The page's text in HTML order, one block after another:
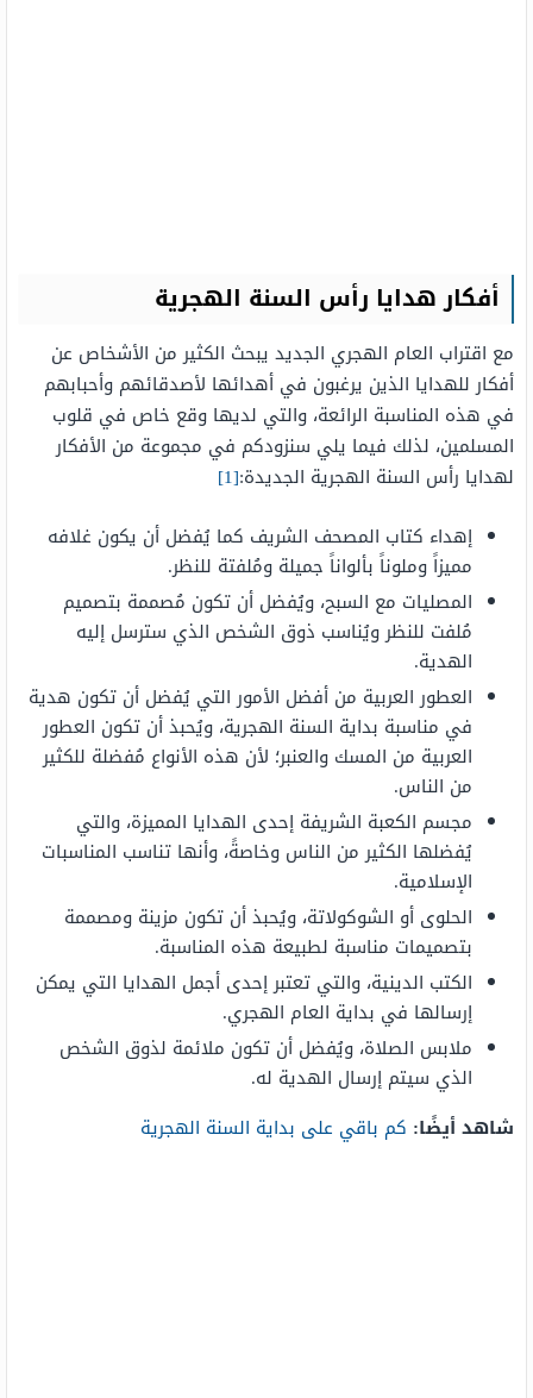
أفكار هدايا رأس السنة الهجرية
مع اقتراب العام الهجري الجديد يبحث الكثير من الأشخاص عن
أفكار للهدايا الذين يرغبون في أهدائها لأصدقائهم وأحبابهم
في هذه المناسبة الرائعة، والتي لديها وقع خاص في قلوب
المسلمين، لذلك فيما يلي سنزودكم في مجموعة من الأفكار
لهدايا رأس السنة الهجرية الجديدة:[1]
إهداء كتاب المصحف الشريف كما يُفضل أن يكون غلافه
مميزاً وملوناً بألواناً جميلة ومُلفتة للنظر.
المصليات مع السبح، ويُفضل أن تكون مُصممة بتصميم
مُلفت للنظر ويُناسب ذوق الشخص الذي سترسل إليه
الهدية.
العطور العربية من أفضل الأمور التي يُفضل أن تكون هدية
في مناسبة بداية السنة الهجرية، ويُحبذ أن تكون العطور
العربية من المسك والعنبر؛ لأن هذه الأنواع مُفضلة للكثير
من الناس.
مجسم الكعبة الشريفة إحدى الهدايا المميزة، والتي
يُفضلها الكثير من الناس وخاصةً، وأنها تناسب المناسبات
الإسلامية.
الحلوى أو الشوكولاتة، ويُحبذ أن تكون مزينة ومصممة
بتصميمات مناسبة لطبيعة هذه المناسبة.
الكتب الدينية، والتي تعتبر إحدى أجمل الهدايا التي يمكن
إرسالها في بداية العام الهجري.
ملابس الصلاة، ويُفضل أن تكون ملائمة لذوق الشخص
الذي سيتم إرسال الهدية له.
شاهد أيضًا: كم باقي على بداية السنة الهجرية